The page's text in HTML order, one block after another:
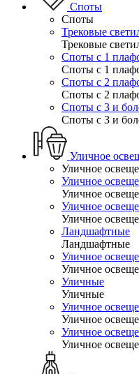
Споты
Споты
Трековые
Трековые
Споты с 1
Споты с 1
Споты с 2
Споты с 2
Споты с 3 и
Споты с 3 и
Уличное
Уличное
Уличное
Уличное
Уличное
Уличное
Ландшафтные
Ландшафтные
Уличное
Уличное
Уличные
Уличные
Уличное
Уличное
Уличное
Уличное